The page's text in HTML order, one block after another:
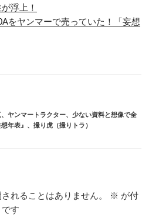
浮上！
をヤンマーで売っていた！「妄想
、 ヤンマートラクター、 少ない資料と想像で全
年表』 、 撮り虎（撮りトラ）
れることはありません。 ※ が付
す